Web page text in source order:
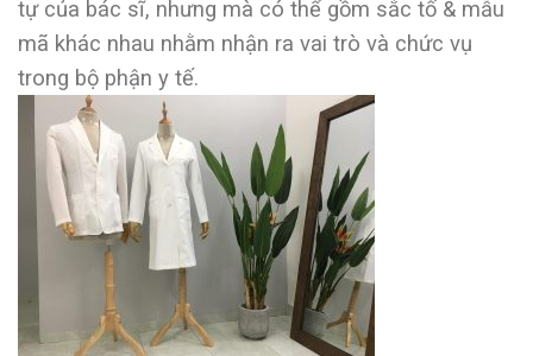
tự của bác sĩ, nhưng mà có thể gồm sắc tố & mẫu
mã khác nhau nhằm nhận ra vai trò và chức vụ
trong bộ phận y tế.